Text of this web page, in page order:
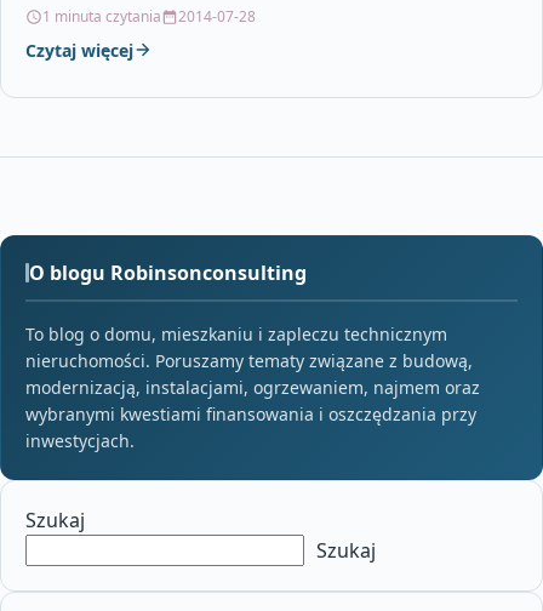
1 minuta czytania 2014-07-28
Czytaj więcej
O blogu Robinsonconsulting
To blog o domu, mieszkaniu i zapleczu technicznym
nieruchomości. Poruszamy tematy związane z budową,
modernizacją, instalacjami, ogrzewaniem, najmem oraz
wybranymi kwestiami finansowania i oszczędzania przy
inwestycjach.
Szukaj
Szukaj